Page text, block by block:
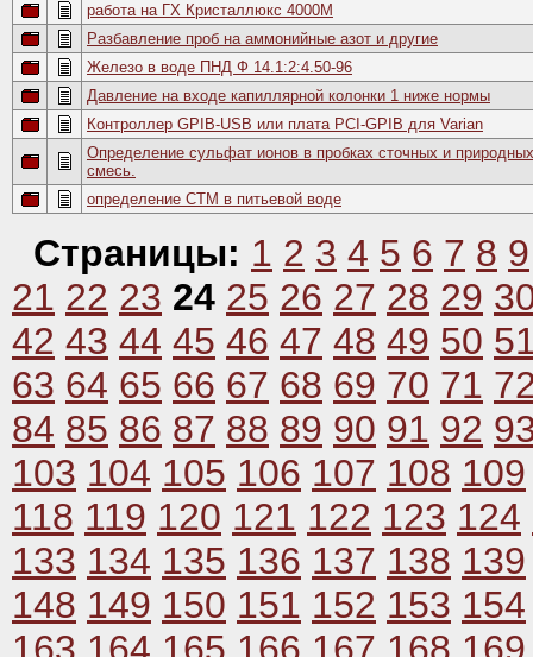
работа на ГХ Кристаллюкс 4000М
Разбавление проб на аммонийные азот и другие
Железо в воде ПНД Ф 14.1:2:4.50-96
Давление на входе капиллярной колонки 1 ниже нормы
Контроллер GPIB-USB или плата PCI-GPIB для Varian
Определение сульфат ионов в пробках сточных и
смесь.
определение СТМ в питьевой воде
Страницы: 1 2 3 4 5 6 7 8 9
21 22 23 24 25 26 27 28 29
42 43 44 45 46 47 48 49 50
63 64 65 66 67 68 69 70 71
84 85 86 87 88 89 90 91 92
103 104 105 106 107 108 109
118 119 120 121 122 123 124
133 134 135 136 137 138 139
148 149 150 151 152 153 154